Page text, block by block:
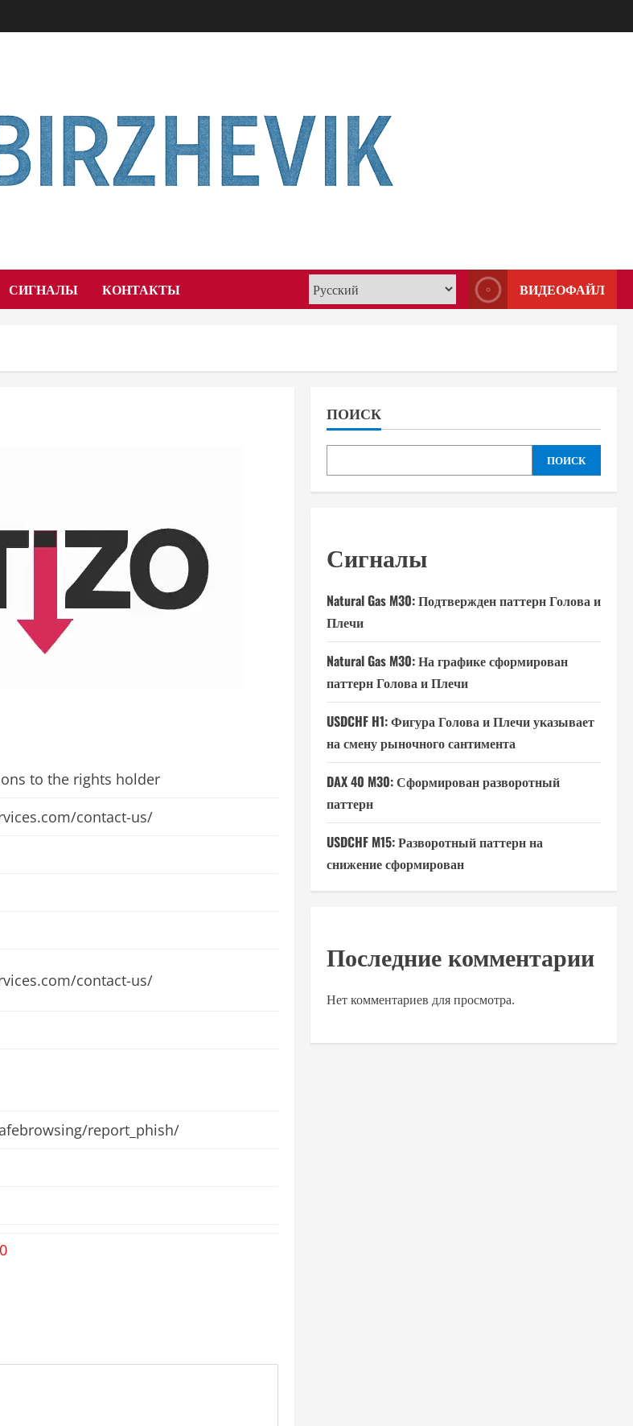
СИГНАЛЫ КОНТАКТЫ ВИДЕОФАЙЛ
to the rights holder
contact-us/
contact-us/
report_phish/
ПОИСК
ПОИСК
Сигналы
Natural Gas M30: Подтвержден паттерн Голова и
Плечи
Natural Gas M30: На графике сформирован
паттерн Голова и Плечи
USDCHF H1: Фигура Голова и Плечи указывает
на смену рыночного сантимента
DAX 40 M30: Сформирован разворотный
паттерн
USDCHF M15: Разворотный паттерн на
снижение сформирован
Последние комментарии
Нет комментариев для просмотра.